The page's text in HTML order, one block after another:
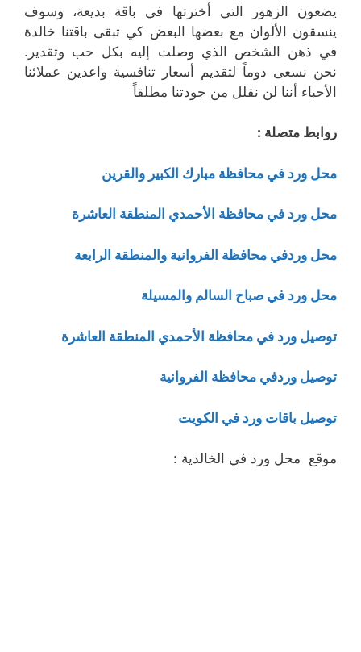
يضعون الزهور التي أخترتها في باقة بديعة، وسوف
ينسقون الألوان مع بعضها البعض كي تبقى باقتنا خالدة
في ذهن الشخص الذي وصلت إليه بكل حب وتقدير.
نحن نسعى دوماً لتقديم أسعار تنافسية واعدين عملائنا
الأحباء أننا لن نقلل من جودتنا مطلقاً
روابط متصلة :
محل ورد في محافظة مبارك الكبير والقرين
محل ورد في محافظة الأحمدي المنطقة العاشرة
محل وردفي محافظة الفروانية والمنطقة الرابعة
محل ورد في صباح السالم والمسيلة
توصيل ورد في محافظة الأحمدي المنطقة العاشرة
توصيل وردفي محافظة الفروانية
توصيل باقات ورد في الكويت
موقع محل ورد في الخالدية :